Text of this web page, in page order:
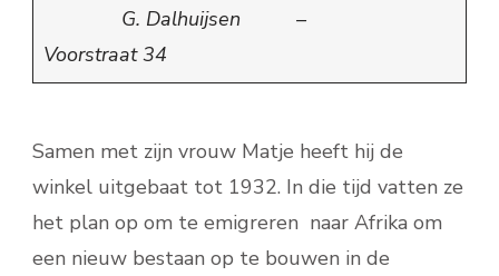
G. Dalhuijsen –
Voorstraat 34
Samen met zijn vrouw Matje heeft hij de
winkel uitgebaat tot 1932. In die tijd vatten ze
het plan op om te emigreren naar Afrika om
een nieuw bestaan op te bouwen in de